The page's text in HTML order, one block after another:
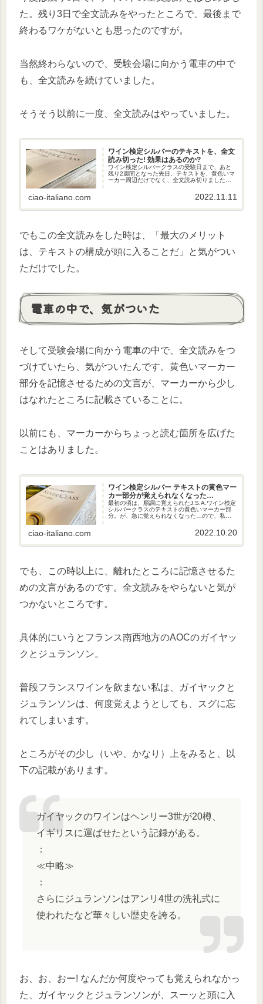
た。残り3日で全文読みをやったところで、最後まで
終わるワケがないとも思ったのですが。
当然終わらないので、受験会場に向かう電車の中で
も、全文読みを続けていました。
そうそう以前に一度、全文読みはやっていました。
ワイン検定シルバーのテキストを、全文
読み切った! 効果はあるのか?
ワイン検定シルバークラスの受験日まで、あと
残り2週間となった先日、テキストを、黄色いマ
ーカー周辺だけでなく、全文読み切りました。
ciao-italiano.com 2022.11.11
でもこの全文読みをした時は、「最大のメリット
は、テキストの構成が頭に入ることだ」と気がつい
ただけでした。
電車の中で、気がついた
そして受験会場に向かう電車の中で、全文読みをつ
づけていたら、気がついたんです。黄色いマーカー
部分を記憶させるための文言が、マーカーから少し
はなれたところに記載さていることに。
以前にも、マーカーからちょっと読む箇所を広げた
ことはありました。
ワイン検定シルバー テキストの黄色マー
カー部分が覚えられなくなった…
最初の頃は、順調に覚えられたJ.S.A.ワイン検定
シルバークラスのテキストの黄色いマーカー部
分。が、急に覚えられなくなった…ので、私が
ciao-italiano.com 2022.10.20
でも、この時以上に、離れたところに記憶させるた
めの文言があるのです。全文読みをやらないと気が
つかないところです。
具体的にいうとフランス南西地方のAOCのガイヤッ
クとジュランソン。
普段フランスワインを飲まない私は、ガイヤックと
ジュランソンは、何度覚えようとしても、スグに忘
れてしまいます。
ところがその少し（いや、かなり）上をみると、以
下の記載があります。
ガイヤックのワインはヘンリー3世が20樽、
イギリスに運ばせたという記録がある。
：
≪中略≫
：
さらにジュランソンはアンリ4世の洗礼式に
使われたなど華々しい歴史を誇る。
お、お、おー! なんだか何度やっても覚えられなかっ
た、ガイヤックとジュランソンが、スーッと頭に入